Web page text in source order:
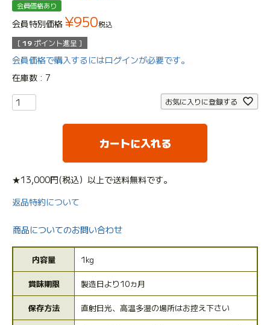
会員価格あり
会員特別価格 ¥950税込
[19 ポイント進呈 ]
会員価格で購入するにはログインが必要です。
在庫数
7
お気に入りに登録する
カートに入れる
★13,000円(税込）以上で送料無料です。
返品特約について
商品についてのお問い合わせ
内容量 1kg
賞味期限 製造日より10ヵ月
保存方法 直射日光、高温多湿の場所はお控え下さい